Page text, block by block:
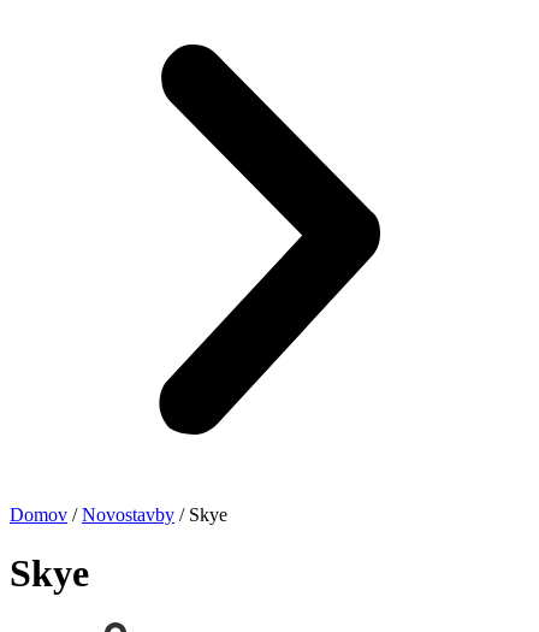
Domov /Novostavby / Skye
Skye